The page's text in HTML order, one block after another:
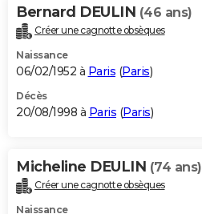
Bernard DEULIN (46 ans)
Créer une cagnotte obsèques
Naissance
06/02/1952 à Paris (Paris)
Décès
20/08/1998 à Paris (Paris)
Micheline DEULIN (74 ans)
Créer une cagnotte obsèques
Naissance